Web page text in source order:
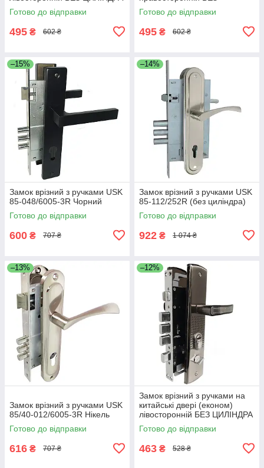
Готово до відправки
495 ₴ 602 ₴
ЦИЛІНДРА
Готово до відправки
495 ₴ 602 ₴
–15%
Замок врізний з ручками USK
85-048/6005-3R Чорний
Готово до відправки
600 ₴ 707 ₴
–14%
Замок врізний з ручками USK
85-112/252R (без циліндра)
Готово до відправки
922 ₴ 1 074 ₴
–13%
Замок врізний з ручками USK
85/40-012/6005-3R Нікель
Готово до відправки
616 ₴ 707 ₴
–12%
Замок врізний з ручками на
китайські двері (економ)
лівосторонній БЕЗ ЦИЛІНДРА
Готово до відправки
463 ₴ 528 ₴